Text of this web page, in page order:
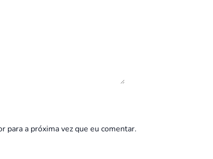
para a próxima vez que eu comentar.